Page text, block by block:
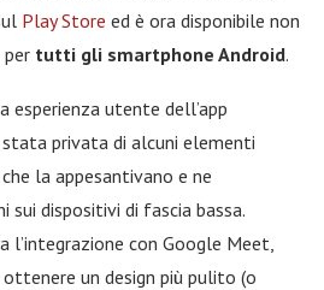
Play Store ed è ora disponibile non
per tutti gli smartphone Android.
utente dell’app
privata di alcuni elementi
la appesantivano e ne
sui dispositivi di fascia bassa.
con Google Meet,
un design più pulito (o